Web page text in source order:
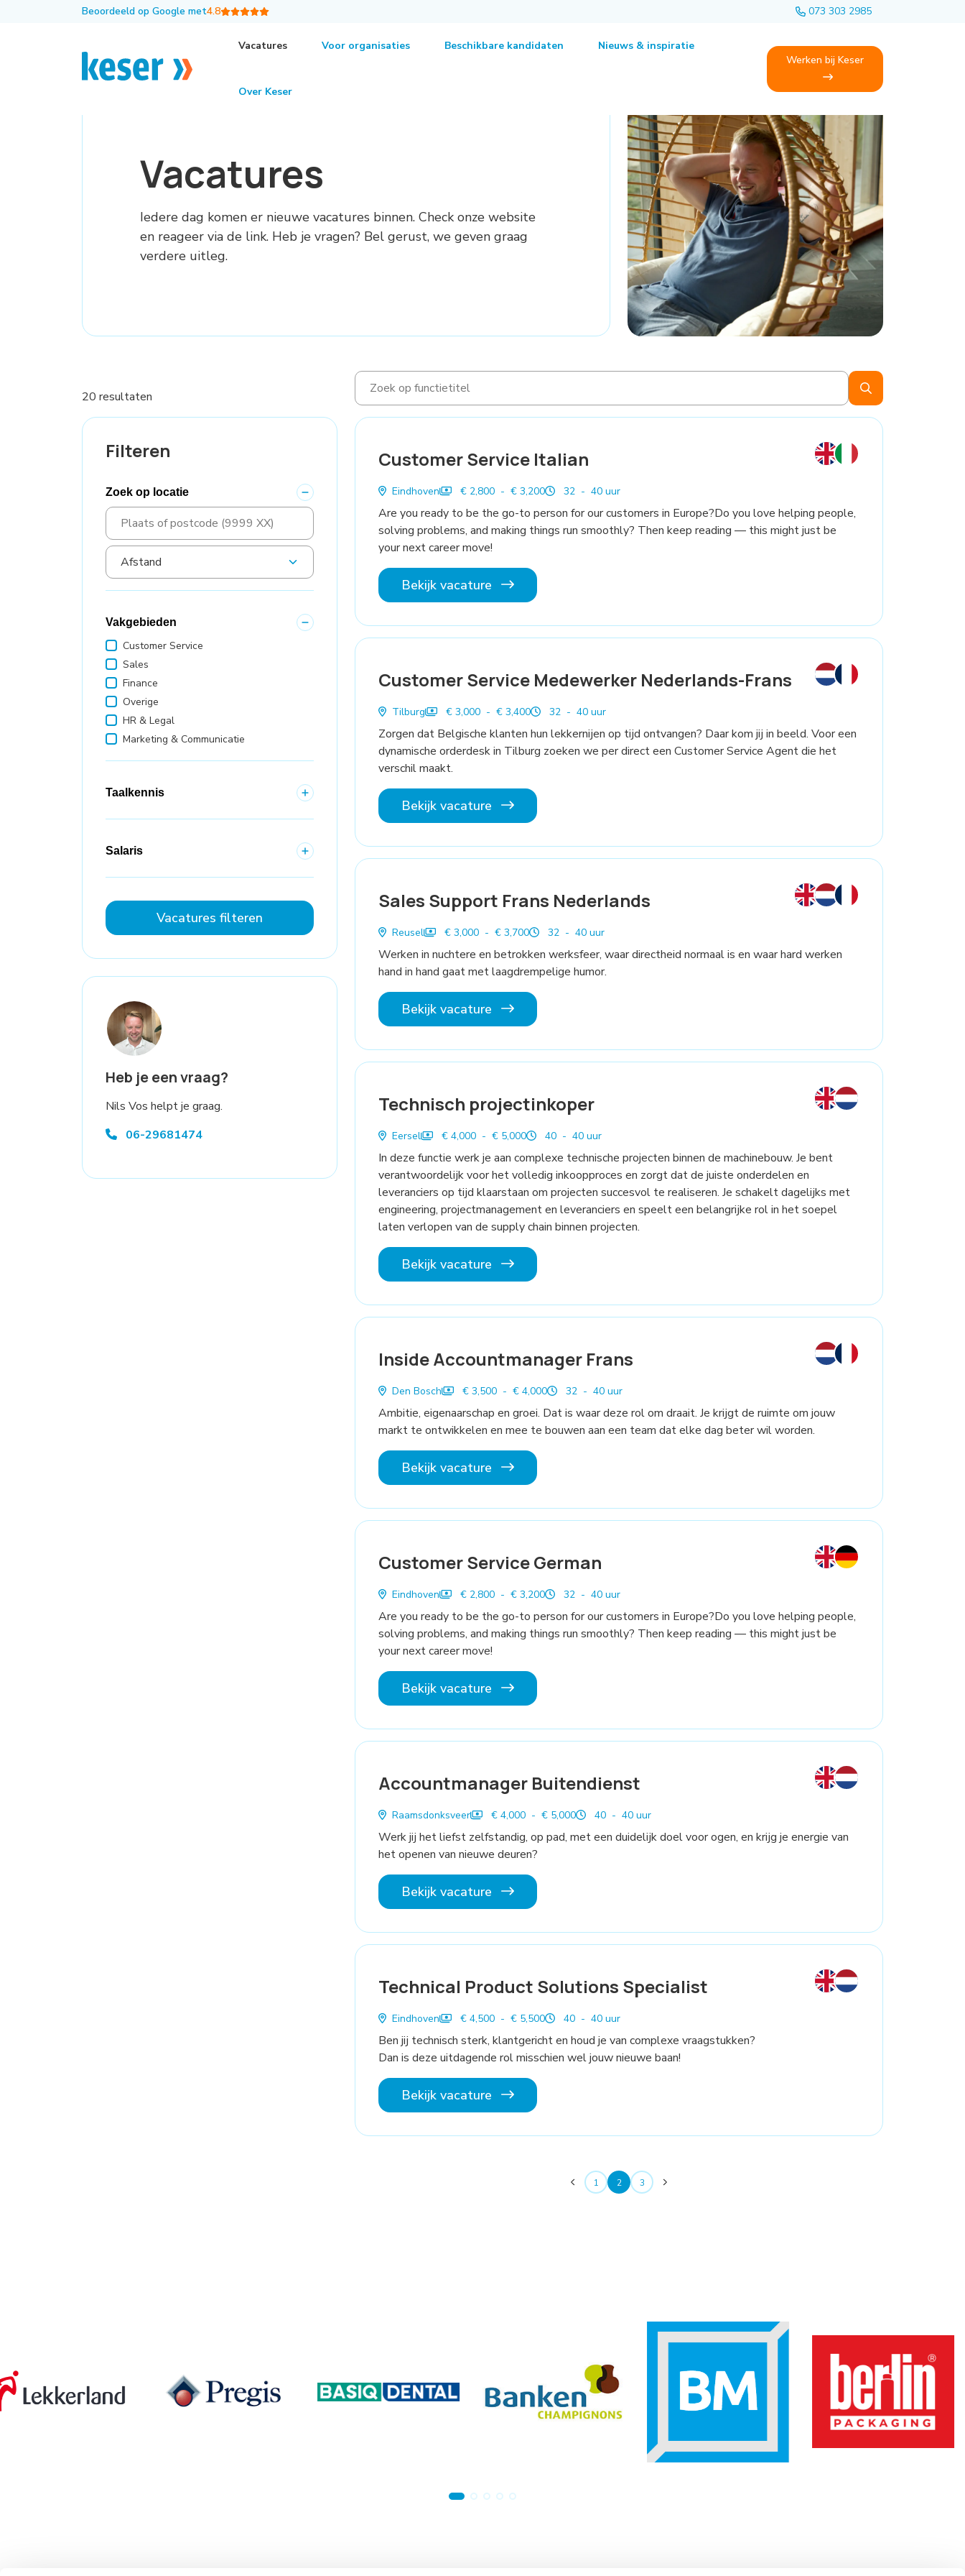
Beoordeeld op Google met4.8 073 303 2985
Vacatures Voor organisaties Beschikbare kandidaten Nieuws & inspiratie
Over Keser
Werken bij Keser
Vacatures
Iedere dag komen er nieuwe vacatures binnen. Check onze website
en reageer via de link. Heb je vragen? Bel gerust, we geven graag
verdere uitleg.
20 resultaten
Filteren
Zoek op locatie
Vakgebieden
Customer Service
Sales
Finance
Overige
HR & Legal
Marketing & Communicatie
Taalkennis
Salaris
Vacatures filteren
Heb je een vraag?
Nils Vos helpt je graag.
06-29681474
Customer Service Italian
Eindhoven € 2,800 - € 3,200 32 - 40 uur
Are you ready to be the go-to person for our customers in Europe?Do you love helping people,
solving problems, and making things run smoothly? Then keep reading — this might just be
your next career move!
Bekijk vacature
Customer Service Medewerker Nederlands-Frans
Tilburg € 3,000 - € 3,400 32 - 40 uur
Zorgen dat Belgische klanten hun lekkernijen op tijd ontvangen? Daar kom jij in beeld. Voor een
dynamische orderdesk in Tilburg zoeken we per direct een Customer Service Agent die het
verschil maakt.
Bekijk vacature
Sales Support Frans Nederlands
Reusel € 3,000 - € 3,700 32 - 40 uur
Werken in nuchtere en betrokken werksfeer, waar directheid normaal is en waar hard werken
hand in hand gaat met laagdrempelige humor.
Bekijk vacature
Technisch projectinkoper
Eersel € 4,000 - € 5,000 40 - 40 uur
In deze functie werk je aan complexe technische projecten binnen de machinebouw. Je bent
verantwoordelijk voor het volledig inkoopproces en zorgt dat de juiste onderdelen en
leveranciers op tijd klaarstaan om projecten succesvol te realiseren. Je schakelt dagelijks met
engineering, projectmanagement en leveranciers en speelt een belangrijke rol in het soepel
laten verlopen van de supply chain binnen projecten.
Bekijk vacature
Inside Accountmanager Frans
Den Bosch € 3,500 - € 4,000 32 - 40 uur
Ambitie, eigenaarschap en groei. Dat is waar deze rol om draait. Je krijgt de ruimte om jouw
markt te ontwikkelen en mee te bouwen aan een team dat elke dag beter wil worden.
Bekijk vacature
Customer Service German
Eindhoven € 2,800 - € 3,200 32 - 40 uur
Are you ready to be the go-to person for our customers in Europe?Do you love helping people,
solving problems, and making things run smoothly? Then keep reading — this might just be
your next career move!
Bekijk vacature
Accountmanager Buitendienst
Raamsdonksveer € 4,000 - € 5,000 40 - 40 uur
Werk jij het liefst zelfstandig, op pad, met een duidelijk doel voor ogen, en krijg je energie van
het openen van nieuwe deuren?
Bekijk vacature
Technical Product Solutions Specialist
Eindhoven € 4,500 - € 5,500 40 - 40 uur
Ben jij technisch sterk, klantgericht en houd je van complexe vraagstukken?
Dan is deze uitdagende rol misschien wel jouw nieuwe baan!
Bekijk vacature
1 2 3